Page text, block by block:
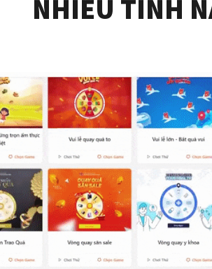
NHIỀU TÍNH